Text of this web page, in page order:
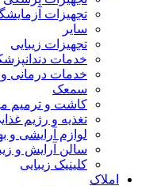
تجهیزات آزمایشگاهی
تجهیزات زیبایی
خدمات دندانپزشکی
خدمات درمانی و مراقبتی
سمعک
کاشت و ترمیم مو
تغذیه و رژیم غذایی
لوازم آرایشی و بهداشتی
سالن آرایش و زیبایی
کلینیک زیبایی